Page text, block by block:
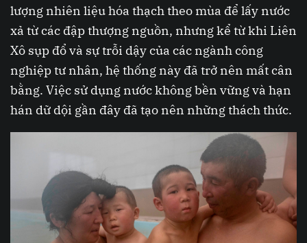
lượng nhiên liệu hóa thạch theo mùa để lấy nước
xả từ các đập thượng nguồn, nhưng kể từ khi Liên
Xô sụp đổ và sự trỗi dậy của các ngành công
nghiệp tư nhân, hệ thống này đã trở nên mất cân
bằng. Việc sử dụng nước không bền vững và hạn
hán dữ dội gần đây đã tạo nên những thách thức.